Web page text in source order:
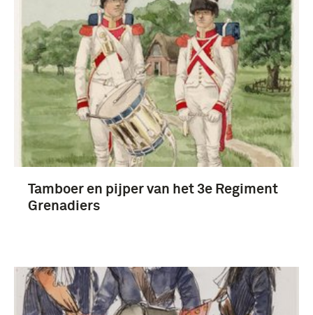
Tamboer en pijper van het 3e Regiment
Grenadiers